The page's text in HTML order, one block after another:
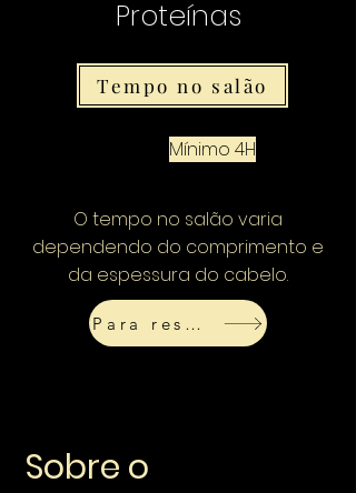
Proteínas
Tempo no salão
Mínimo 4H
O tempo no salão varia
dependendo do comprimento e
da espessura do cabelo.
Para reservar
Sobre o